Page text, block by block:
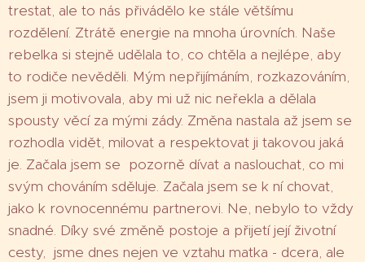
trestat, ale to nás přivádělo ke stále většímu
rozdělení. Ztrátě energie na mnoha úrovních. Naše
rebelka si stejně udělala to, co chtěla a nejlépe, aby
to rodiče nevěděli. Mým nepřijímáním, rozkazováním,
jsem ji motivovala, aby mi už nic neřekla a dělala
spousty věcí za mými zády. Změna nastala až jsem se
rozhodla vidět, milovat a respektovat ji takovou jaká
je. Začala jsem se pozorně dívat a naslouchat, co mi
svým chováním sděluje. Začala jsem se k ní chovat,
jako k rovnocennému partnerovi. Ne, nebylo to vždy
snadné. Díky své změně postoje a přijetí její životní
cesty, jsme dnes nejen ve vztahu matka - dcera, ale